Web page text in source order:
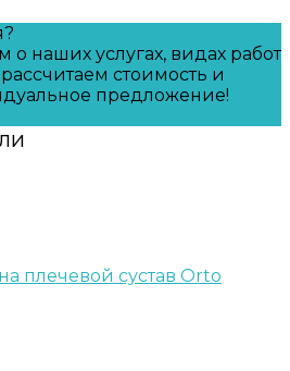
наших услугах, видах работ
стоимость и
предложение!
плечевой сустав Orto